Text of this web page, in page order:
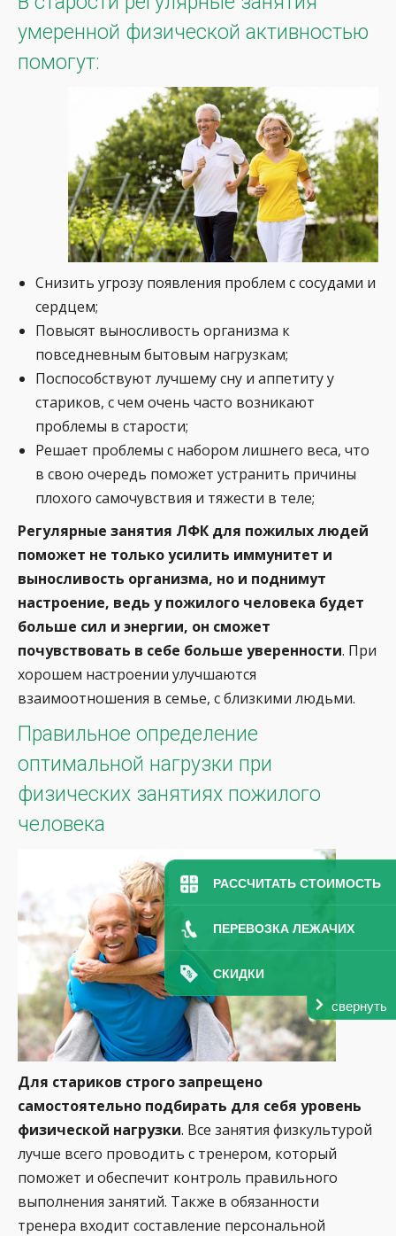
РАССЧИТАТЬ СТОИМОСТЬ
ПЕРЕВОЗКА ЛЕЖАЧИХ
СКИДКИ
свернуть
умеренной физической активностью
помогут:
Снизить угрозу появления проблем с сосудами и
сердцем;
Повысят выносливость организма к
повседневным бытовым нагрузкам;
Поспособствуют лучшему сну и аппетиту у
стариков, с чем очень часто возникают
проблемы в старости;
Решает проблемы с набором лишнего веса, что
в свою очередь поможет устранить причины
плохого самочувствия и тяжести в теле;
Регулярные занятия ЛФК для пожилых людей
поможет не только усилить иммунитет и
выносливость организма, но и поднимут
настроение, ведь у пожилого человека будет
больше сил и энергии, он сможет
почувствовать в себе больше уверенности. При
хорошем настроении улучшаются
взаимоотношения в семье, с близкими людьми.
Правильное определение
оптимальной нагрузки при
физических занятиях пожилого
человека
Для стариков строго запрещено
самостоятельно подбирать для себя уровень
физической нагрузки. Все занятия физкультурой
лучше всего проводить с тренером, который
поможет и обеспечит контроль правильного
выполнения занятий. Также в обязанности
тренера входит составление персональной